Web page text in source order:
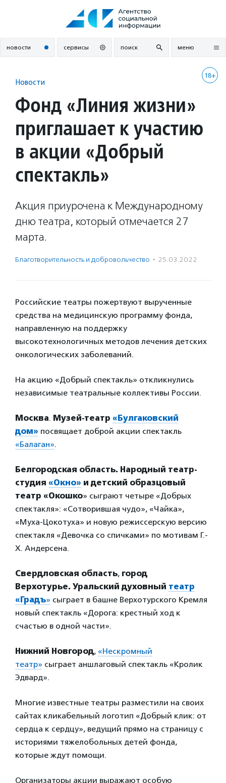
новости сервисы поиск меню
18+
Новости
Фонд «Линия жизни»
приглашает к участию
в акции «Добрый
спектакль»
Акция приурочена к Международному
дню театра, который отмечается 27
марта.
Благотвори­тель­ность и доброволь­чест­во · 25.03.2022
Российские театры пожертвуют вырученные
средства на медицинскую программу фонда,
направленную на поддержку
высокотехнологичных методов лечения детских
онкологических заболеваний.
На акцию «Добрый спектакль» откликнулись
независимые театральные коллективы России.
Москва. Музей-театр «Булгаковский
дом» посвящает доброй акции спектакль
«Балаган».
Белгородская область. Народный театр-
студия «Окно» и детский образцовый
театр «Окошко» сыграют четыре «Добрых
спектакля»: «Сотворившая чудо», «Чайка»,
«Муха-Цокотуха» и новую режиссерскую версию
спектакля «Девочка со спичками» по мотивам Г.-
Х. Андерсена.
Свердловская область, город
Верхотурье. Уральский духовный театр
«Градъ» сыграет в башне Верхотурского Кремля
новый спектакль «Дорога: крестный ход к
счастью в одной части».
Нижний Новгород, «Нескромный
театр» сыграет аншлаговый спектакль «Кролик
Эдвард».
Многие известные театры разместили на своих
сайтах кликабельный логотип «Добрый клик: от
сердца к сердцу», ведущий прямо на страницу с
историями тяжелобольных детей фонда,
которые ждут помощи.
Организаторы акции выражают особую